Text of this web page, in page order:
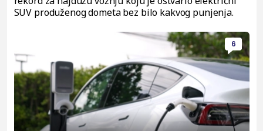
SUV produženog dometa bez bilo kakvog punjenja.
6